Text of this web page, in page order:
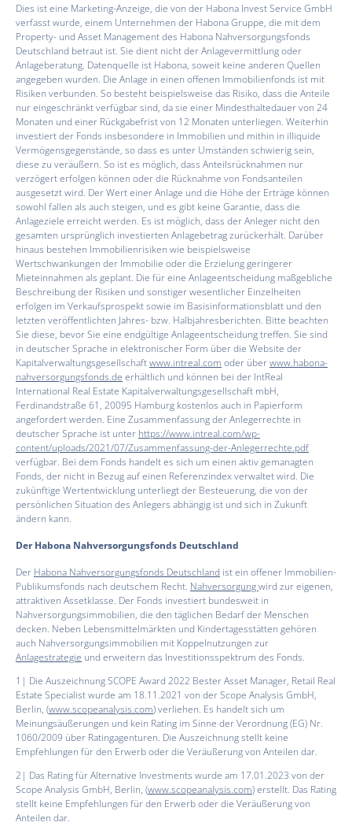
Dies ist eine Marketing-Anzeige, die von der Habona Invest Service GmbH
verfasst wurde, einem Unternehmen der Habona Gruppe, die mit dem
Property- und Asset Management des Habona Nahversorgungsfonds
Deutschland betraut ist. Sie dient nicht der Anlagevermittlung oder
Anlageberatung. Datenquelle ist Habona, soweit keine anderen Quellen
angegeben wurden. Die Anlage in einen offenen Immobilienfonds ist mit
Risiken verbunden. So besteht beispielsweise das Risiko, dass die Anteile
nur eingeschränkt verfügbar sind, da sie einer Mindesthaltedauer von 24
Monaten und einer Rückgabefrist von 12 Monaten unterliegen. Weiterhin
investiert der Fonds insbesondere in Immobilien und mithin in illiquide
Vermögensgegenstände, so dass es unter Umständen schwierig sein,
diese zu veräußern. So ist es möglich, dass Anteilsrücknahmen nur
verzögert erfolgen können oder die Rücknahme von Fondsanteilen
ausgesetzt wird. Der Wert einer Anlage und die Höhe der Erträge können
sowohl fallen als auch steigen, und es gibt keine Garantie, dass die
Anlageziele erreicht werden. Es ist möglich, dass der Anleger nicht den
gesamten ursprünglich investierten Anlagebetrag zurückerhält. Darüber
hinaus bestehen Immobilienrisiken wie beispielsweise
Wertschwankungen der Immobilie oder die Erzielung geringerer
Mieteinnahmen als geplant. Die für eine Anlageentscheidung maßgebliche
Beschreibung der Risiken und sonstiger wesentlicher Einzelheiten
erfolgen im Verkaufsprospekt sowie im Basisinformationsblatt und den
letzten veröffentlichten Jahres- bzw. Halbjahresberichten. Bitte beachten
Sie diese, bevor Sie eine endgültige Anlageentscheidung treffen. Sie sind
in deutscher Sprache in elektronischer Form über die Website der
Kapitalverwaltungsgesellschaftwww.intreal.com oder überwww.habona-
nahversorgungsfonds.de erhältlich und können bei der lntReal
International Real Estate Kapitalverwaltungsgesellschaft mbH,
Ferdinandstraße 61, 20095 Hamburg kostenlos auch in Papierform
angefordert werden. Eine Zusammenfassung der Anlegerrechte in
deutscher Sprache ist unter https://www.intreal.com/wp-
content/uploads/2021/07/Zusammenfassung-der-Anlegerrechte.pdf
verfügbar. Bei dem Fonds handelt es sich um einen aktiv gemanagten
Fonds, der nicht in Bezug auf einen Referenzindex verwaltet wird. Die
zukünftige Wertentwicklung unterliegt der Besteuerung, die von der
persönlichen Situation des Anlegers abhängig ist und sich in Zukunft
ändern kann.
Der Habona Nahversorgungsfonds Deutschland
Der Habona Nahversorgungsfonds Deutschland ist ein offener Immobilien-
Publikumsfonds nach deutschem Recht. Nahversorgungwird zur eigenen,
attraktiven Assetklasse. Der Fonds investiert bundesweit in
Nahversorgungsimmobilien, die den täglichen Bedarf der Menschen
decken. Neben Lebensmittelmärkten und Kindertagesstätten gehören
auch Nahversorgungsimmobilien mit Koppelnutzungen zur
Anlagestrategie und erweitern das Investitionsspektrum des Fonds.
1| Die Auszeichnung SCOPE Award 2022 Bester Asset Manager, Retail Real
Estate Specialist wurde am 18.11.2021 von der Scope Analysis GmbH,
Berlin, (www.scopeanalysis.com) verliehen. Es handelt sich um
Meinungsäußerungen und kein Rating im Sinne der Verordnung (EG) Nr.
1060/2009 über Ratingagenturen. Die Auszeichnung stellt keine
Empfehlungen für den Erwerb oder die Veräußerung von Anteilen dar.
2| Das Rating für Alternative Investments wurde am 17.01.2023 von der
Scope Analysis GmbH, Berlin, (www.scopeanalysis.com) erstellt. Das Rating
stellt keine Empfehlungen für den Erwerb oder die Veräußerung von
Anteilen dar.